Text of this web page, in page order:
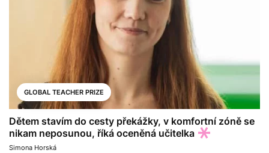
GLOBAL TEACHER PRIZE
Dětem stavím do cesty překážky, v komfortní zóně se
nikam neposunou, říká oceněná učitelka
Simona Horská